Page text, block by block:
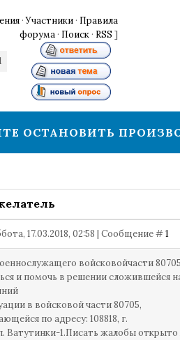
·Участники · Правила
форума · Поиск · RSS ]
ОСТАНОВИТЬ
17.03.2018, 02:58 | Сообщение #1
войсковойчасти
и помочь в решении сложившейся
в войсковой части 80705,
по адресу: 108818, г.
Ватутинки-1.Писать жалобы открыто